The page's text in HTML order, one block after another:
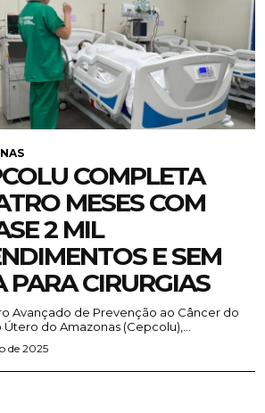
COMPLETA
MESES COM
2 MIL
E SEM
PARA CIRURGIAS
Avançado de Prevenção ao Câncer do
do Amazonas (Cepcolu),...
de 2025